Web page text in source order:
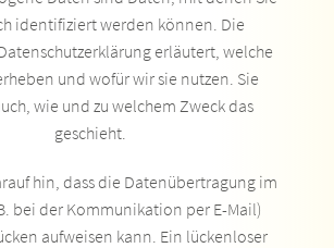
identifiziert werden können. Die
erläutert, welche
und wofür wir sie nutzen. Sie
wie und zu welchem Zweck das
geschieht.
hin, dass die Datenübertragung im
bei der Kommunikation per E-Mail)
aufweisen kann. Ein lückenloser